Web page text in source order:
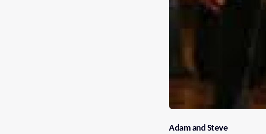
Adam and Steve